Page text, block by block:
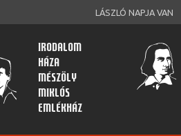
LÁSZLÓ NAPJA VAN
Irodalom
Háza
Mészöly
Miklós
Emlékház